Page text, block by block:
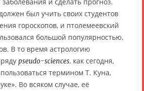
и сделать прогноз.
был учить своих студентов
гороскопов, и птолемеевский
большой популярностью,
В то время астрологию
pseudo-sciences, как сегодня,
термином Т. Куна,
Во всяком случае, её